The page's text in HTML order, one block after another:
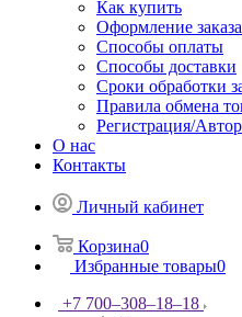
Как купить
Оформление заказа
Способы оплаты
Способы доставки
Сроки обработки
Правила обмена
Регистрация/
О нас
Контакты
Личный кабинет
Корзина0
Избранные товары0
+7 700‒308‒18‒18